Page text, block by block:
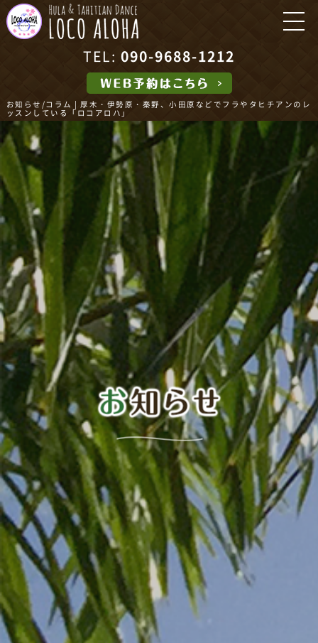
TEL: 090-9688-1212
お知らせ/コラム | 厚木・伊勢原・秦野、小田原などでフラやタヒチアンのレ
ッスンしている「ロコアロハ」